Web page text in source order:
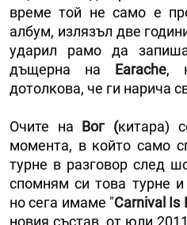
време той не само е
албум, излязъл две
ударил рамо да
дъщерна на Earache,
дотолкова, че ги нарича
Очите на Вог (китара)
момента, в който само
турне в разговор след
спомням си това турне и
но сега имаме "Carnival Is
новия състав, от юли